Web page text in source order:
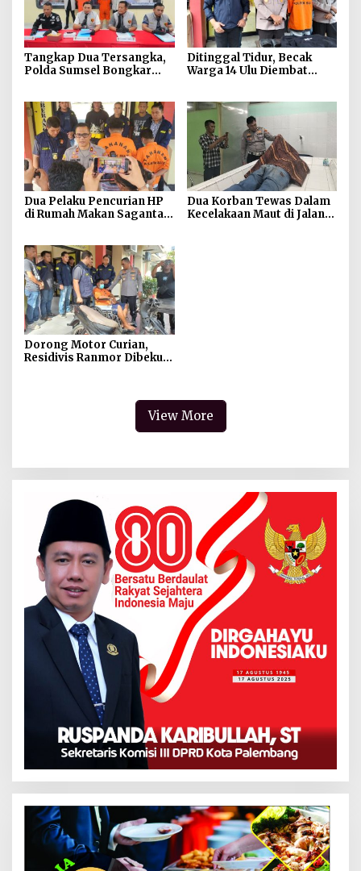
Tangkap Dua Tersangka,
Polda Sumsel Bongkar
Ditinggal Tidur, Becak
Warga 14 Ulu Diembat
Dua Pelaku Pencurian HP
di Rumah Makan Saganta
!!
Dua Korban Tewas Dalam
Kecelakaan Maut di Jalan
Dorong Motor Curian,
Residivis Ranmor Dibekuk
View More